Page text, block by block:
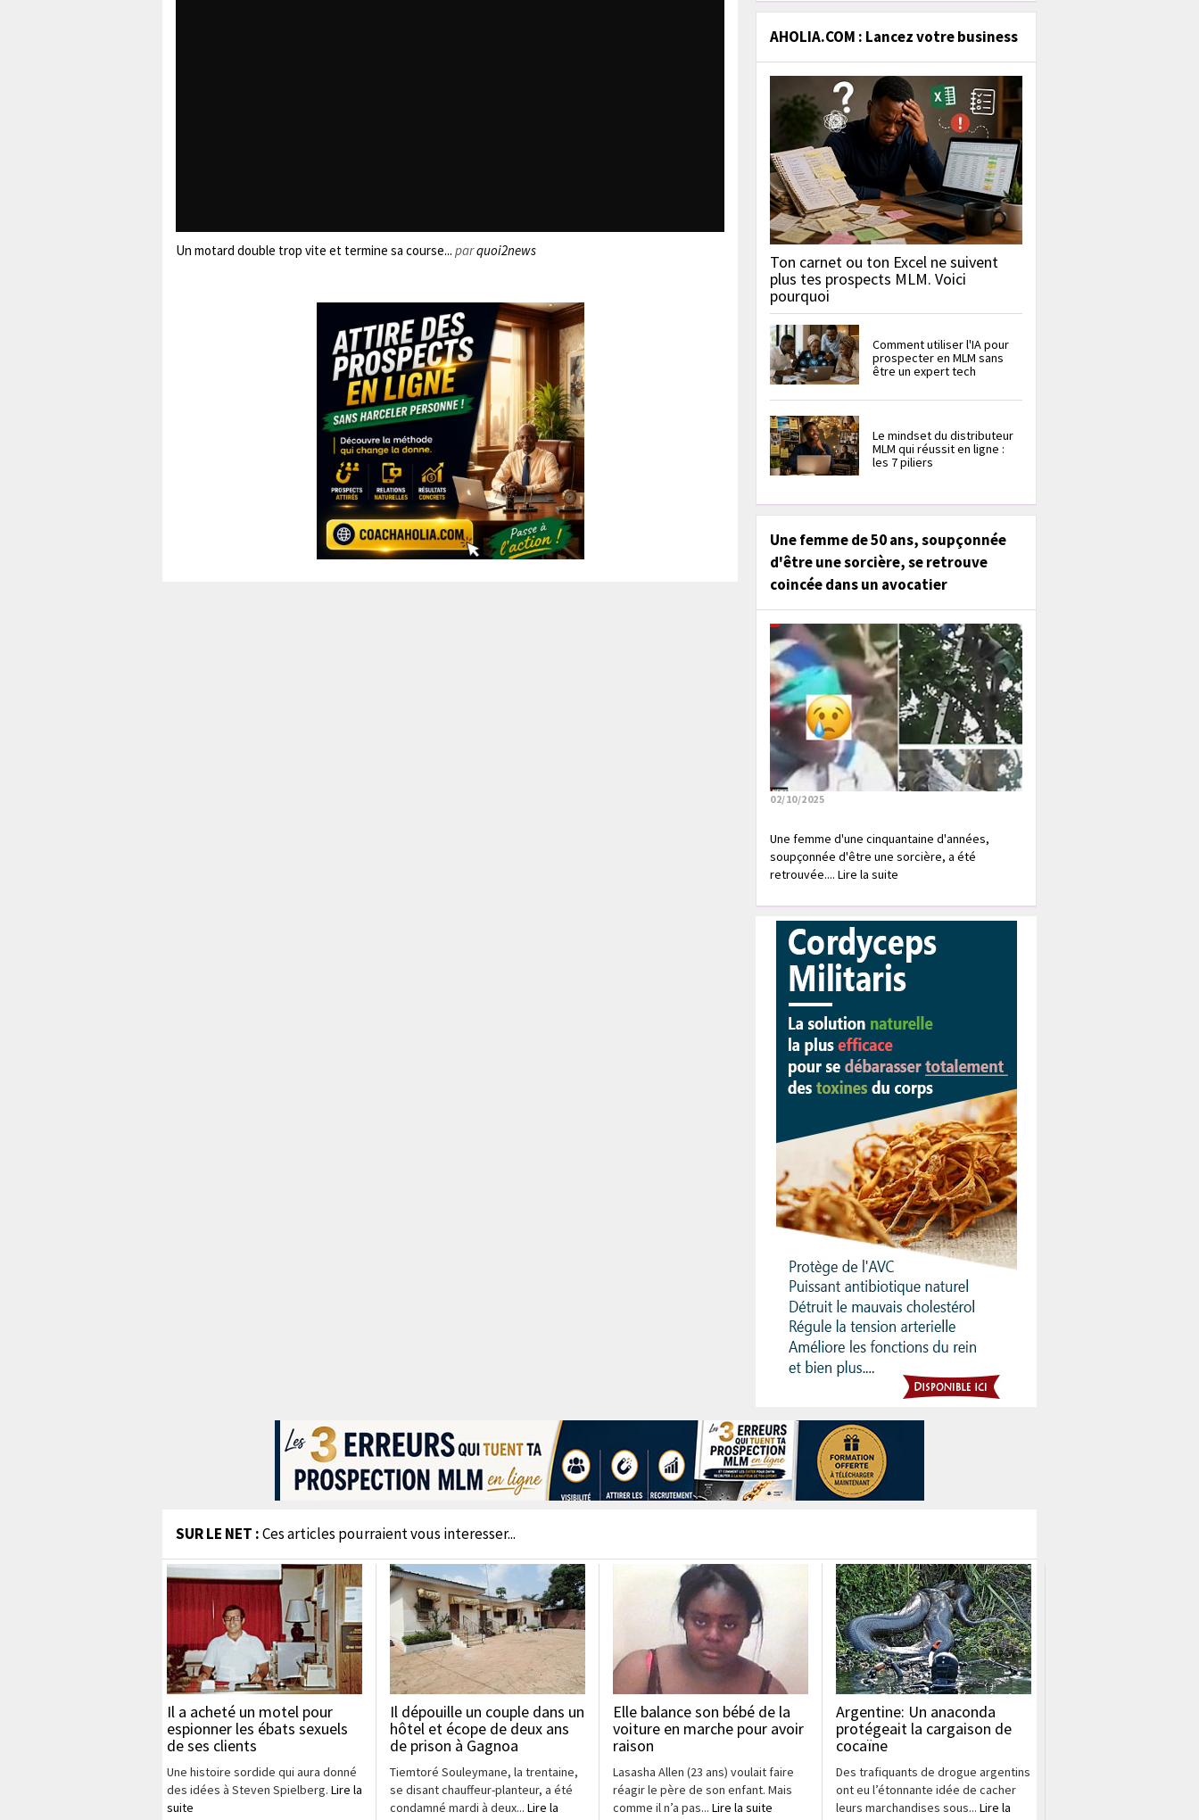
Un motard double trop vite et termine sa course... parquoi2news
AHOLIA.COM : Lancez votre business
Ton carnet ou ton Excel ne suivent
plus tes prospects MLM. Voici
pourquoi
Comment utiliser l'IA pour
prospecter en MLM sans
être un expert tech
Le mindset du distributeur
MLM qui réussit en ligne :
les 7 piliers
Une femme de 50 ans, soupçonnée
d'être une sorcière, se retrouve
coincée dans un avocatier
02/10/2025
Une femme d'une cinquantaine d'années,
soupçonnée d'être une sorcière, a été
retrouvée.... Lire la suite
SUR LE NET :Ces articles pourraient vous interesser...
Il a acheté un motel pour
espionner les ébats sexuels
de ses clients
Une histoire sordide qui aura donné
des idées à Steven Spielberg. Lire la
suite
Il dépouille un couple dans un
hôtel et écope de deux ans
de prison à Gagnoa
Tiemtoré Souleymane, la trentaine,
se disant chauffeur-planteur, a été
condamné mardi à deux... Lire la
Elle balance son bébé de la
voiture en marche pour avoir
raison
Lasasha Allen (23 ans) voulait faire
réagir le père de son enfant. Mais
comme il n’a pas... Lire la suite
Argentine: Un anaconda
protégeait la cargaison de
cocaïne
Des trafiquants de drogue argentins
ont eu l’étonnante idée de cacher
leurs marchandises sous... Lire la